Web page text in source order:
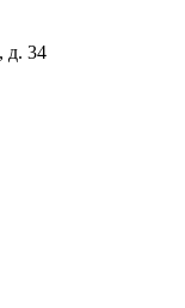
д. 34